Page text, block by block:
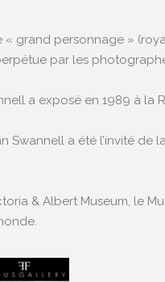
grand personnage »
par les
a exposé en 1989 à la
a été l’invité
& Albert Museum, le